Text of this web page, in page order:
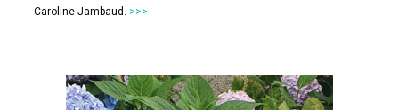
Caroline Jambaud. >>>